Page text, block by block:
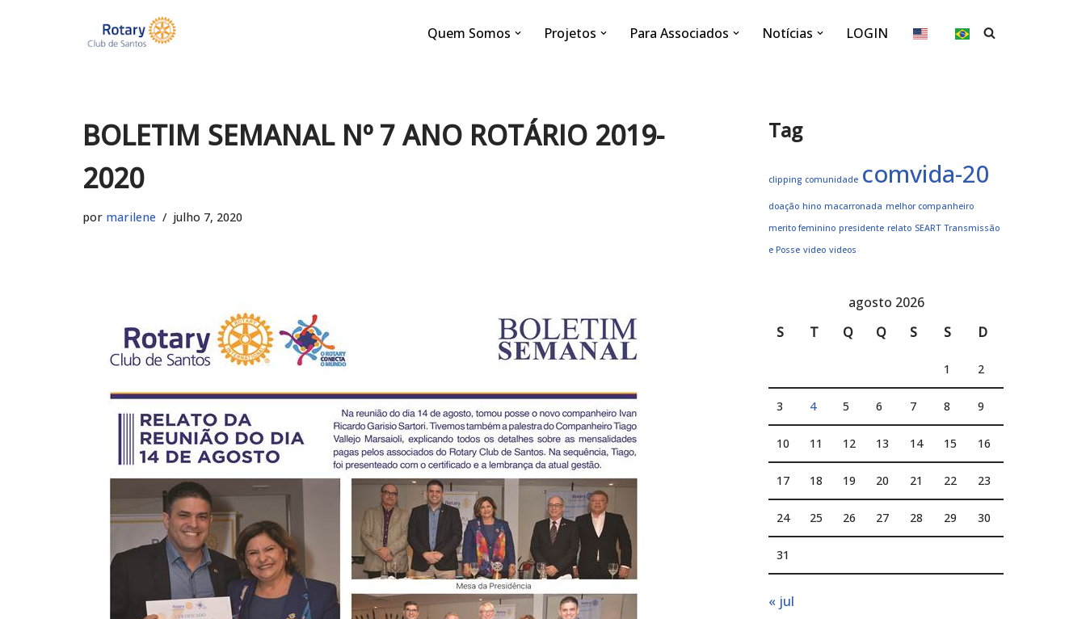
Quem Somos Projetos Para Associados Notícias LOGIN
BOLETIM SEMANAL Nº 7 ANO ROTÁRIO 2019-
2020
por marilene julho 7, 2020
Tag
clipping comunidade comvida-20
doação hino macarronada melhor companheiro
merito feminino presidente relato SEART Transmissão
e Posse video videos
agosto 2026
S
T Q Q S S D
1 2
3 4 5 6 7 8 9
10 11 12 13 14 15 16
17 18 19 20 21 22 23
24 25 26 27 28 29 30
31
« jul